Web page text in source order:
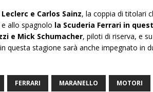
e Carlos Sainz, la coppia di titolari
allo spagnolo la Scuderia Ferrari in
e Mick Schumacher, piloti di riserva, e su
questa stagione sarà anche impegnato in
FERRARI MARANELLO MOTORI